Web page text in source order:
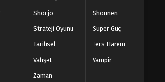
Shoujo Shounen
Strateji Oyunu Süper Güç
Tarihsel Ters Harem
Vahşet Vampir
Zaman